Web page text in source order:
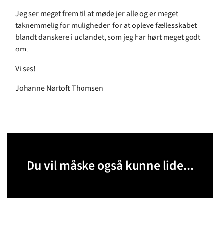
Jeg ser meget frem til at møde jer alle og er meget
taknemmelig for muligheden for at opleve fællesskabet
blandt danskere i udlandet, som jeg har hørt meget godt
om.
Vi ses!
Johanne Nørtoft Thomsen
Du vil måske også kunne lide...